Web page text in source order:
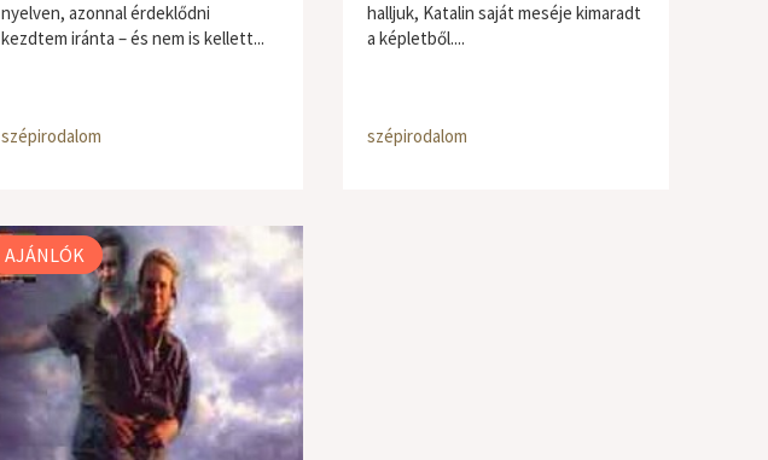
nyelven, azonnal érdeklődni
kezdtem iránta – és nem is kellett...
szépirodalom
halljuk, Katalin saját meséje kimaradt
a képletből....
szépirodalom
AJÁNLÓK